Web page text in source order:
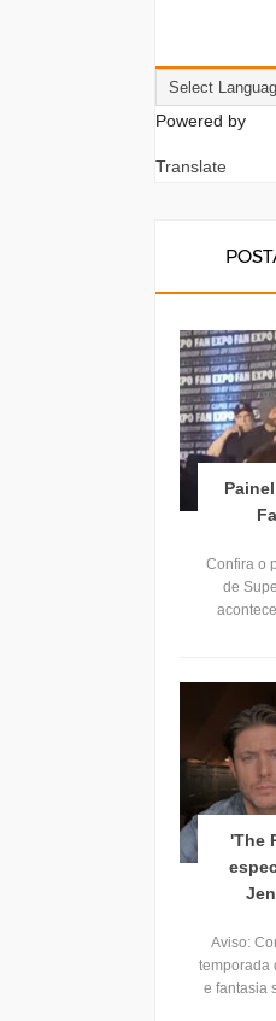
Powered by
Translate
Confira o
de
'The
Aviso:
temporada
e fantasia